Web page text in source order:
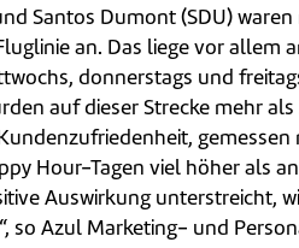
Santos Dumont (SDU) waren
an. Das liege vor allem
donnerstags und
auf dieser Strecke mehr
gemessen
Hour-Tagen viel höher als
Auswirkung unterstreicht,
so Azul Marketing- und